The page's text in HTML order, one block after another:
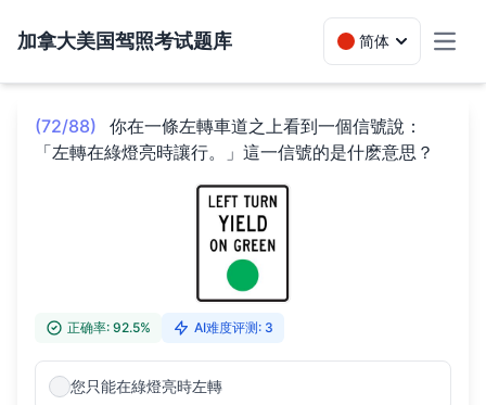
加拿大美国驾照考试题库 简体
(72/88)
你在一條左轉車道之上看到一個信號說：
「左轉在綠燈亮時讓行。」這一信號的是什麽意思？
正确率: 92.5% AI难度评测: 3
您只能在綠燈亮時左轉